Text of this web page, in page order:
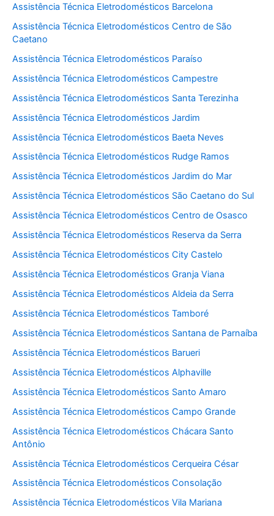
Assistência Técnica Eletrodomésticos Barcelona
Assistência Técnica Eletrodomésticos Centro de São
Caetano
Assistência Técnica Eletrodomésticos Paraíso
Assistência Técnica Eletrodomésticos Campestre
Assistência Técnica Eletrodomésticos Santa Terezinha
Assistência Técnica Eletrodomésticos Jardim
Assistência Técnica Eletrodomésticos Baeta Neves
Assistência Técnica Eletrodomésticos Rudge Ramos
Assistência Técnica Eletrodomésticos Jardim do Mar
Assistência Técnica Eletrodomésticos São Caetano do Sul
Assistência Técnica Eletrodomésticos Centro de Osasco
Assistência Técnica Eletrodomésticos Reserva da Serra
Assistência Técnica Eletrodomésticos City Castelo
Assistência Técnica Eletrodomésticos Granja Viana
Assistência Técnica Eletrodomésticos Aldeia da Serra
Assistência Técnica Eletrodomésticos Tamboré
Assistência Técnica Eletrodomésticos Santana de Parnaíba
Assistência Técnica Eletrodomésticos Barueri
Assistência Técnica Eletrodomésticos Alphaville
Assistência Técnica Eletrodomésticos Santo Amaro
Assistência Técnica Eletrodomésticos Campo Grande
Assistência Técnica Eletrodomésticos Chácara Santo
Antônio
Assistência Técnica Eletrodomésticos Cerqueira César
Assistência Técnica Eletrodomésticos Consolação
Assistência Técnica Eletrodomésticos Vila Mariana